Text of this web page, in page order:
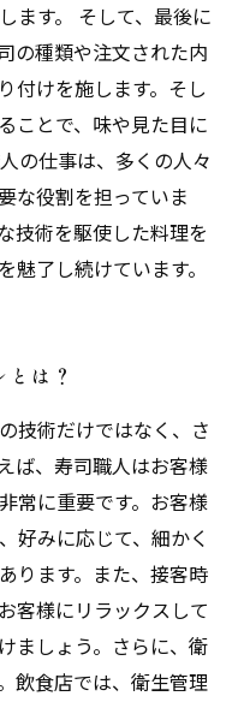
ます。 そして、最後に
の種類や注文された内
付けを施します。そし
ことで、味や見た目に
の仕事は、多くの人々
な役割を担っていま
技術を駆使した料理を
了し続けています。
は？
技術だけではなく、さ
ば、寿司職人はお客様
常に重要です。お客様
好みに応じて、細かく
ります。また、接客時
客様にリラックスして
ましょう。さらに、衛
飲食店では、衛生管理